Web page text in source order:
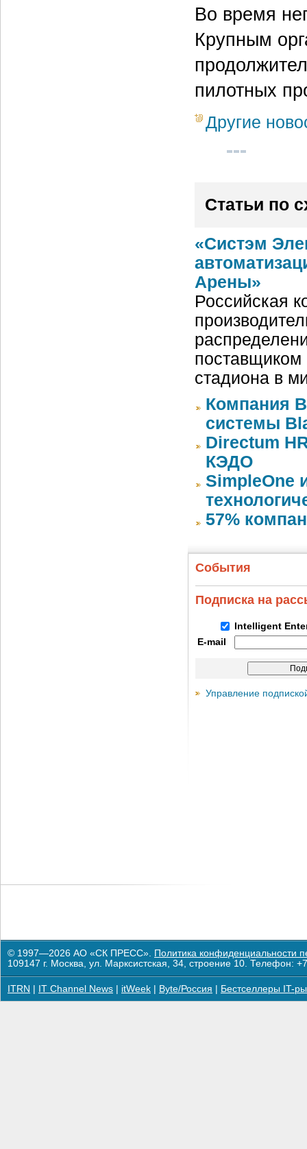
Во время
Крупным
пилотных
Другие
Статьи по
«Систэм
Арены»
Российская
поставщиком
стадиона в
Компания
системы
Directum
КЭДО
SimpleOne
57%
События
Подписка на
Intelligent
E-mail
Управление
© 1997—2026 АО «СК ПРЕСС». Политика конфиденциальности
109147 г. Москва, ул. Марксистская, 34, строение 10. Телефон:
ITRN IT Channel News itWeek Byte/Россия Бестселлеры IT-